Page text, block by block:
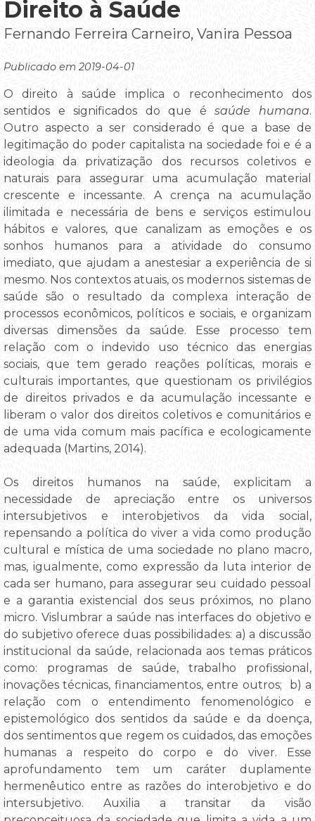
Direito à Saúde
Fernando Ferreira Carneiro, Vanira Pessoa
Publicado em 2019-04-01
O direito à saúde implica o reconhecimento dos
sentidos e significados do que ésaúde humana.
Outro aspecto a ser considerado é que a base de
legitimação do poder capitalista na sociedade foi e é a
ideologia da privatização dos recursos coletivos e
naturais para assegurar uma acumulação material
crescente e incessante. A crença na acumulação
ilimitada e necessária de bens e serviços estimulou
hábitos e valores, que canalizam as emoções e os
sonhos humanos para a atividade do consumo
imediato, que ajudam a anestesiar a experiência de si
mesmo. Nos contextos atuais, os modernos sistemas de
saúde são o resultado da complexa interação de
processos econômicos, políticos e sociais, e organizam
diversas dimensões da saúde. Esse processo tem
relação com o indevido uso técnico das energias
sociais, que tem gerado reações políticas, morais e
culturais importantes, que questionam os privilégios
de direitos privados e da acumulação incessante e
liberam o valor dos direitos coletivos e comunitários e
de uma vida comum mais pacífica e ecologicamente
adequada (Martins, 2014).
Os direitos humanos na saúde, explicitam a
necessidade de apreciação entre os universos
intersubjetivos e interobjetivos da vida social,
repensando a política do viver a vida como produção
cultural e mística de uma sociedade no plano macro,
mas, igualmente, como expressão da luta interior de
cada ser humano, para assegurar seu cuidado pessoal
e a garantia existencial dos seus próximos, no plano
micro. Vislumbrar a saúde nas interfaces do objetivo e
do subjetivo oferece duas possibilidades: a) a discussão
institucional da saúde, relacionada aos temas práticos
como: programas de saúde, trabalho profissional,
inovações técnicas, financiamentos, entre outros; b) a
relação com o entendimento fenomenológico e
epistemológico dos sentidos da saúde e da doença,
dos sentimentos que regem os cuidados, das emoções
humanas a respeito do corpo e do viver. Esse
aprofundamento tem um caráter duplamente
hermenêutico entre as razões do interobjetivo e do
intersubjetivo. Auxilia a transitar da visão